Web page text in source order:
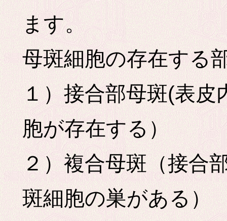
ます。
母斑細胞の存在する
１）接合部母斑(表
胞が存在する）
２）複合母斑（接合
斑細胞の巣がある）